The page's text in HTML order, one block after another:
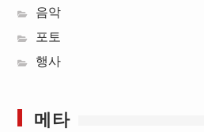
음악
포토
행사
메타